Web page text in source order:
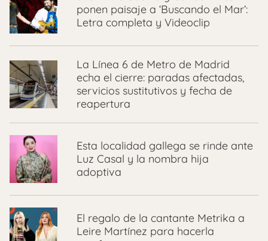
ponen paisaje a ‘Buscando el Mar’:
Letra completa y Videoclip
La Línea 6 de Metro de Madrid
echa el cierre: paradas afectadas,
servicios sustitutivos y fecha de
reapertura
Esta localidad gallega se rinde ante
Luz Casal y la nombra hija
adoptiva
El regalo de la cantante Metrika a
Leire Martínez para hacerla